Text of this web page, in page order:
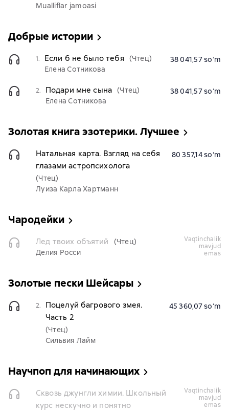
Mualliflar jamoasi
Добрые истории
1. Если б не было тебя
(Чтец)
Елена Сотникова
38 041,57 soʻm
2. Подари мне сына (Чтец)
Елена Сотникова
38 041,57 soʻm
Золотая книга эзотерики. Лучшее
Натальная карта. Взгляд на себя
глазами астропсихолога
(Чтец)
Луиза Карла Хартманн
80 357,14 soʻm
Чародейки
Лед твоих объятий
(Чтец)
Делия Росси
vaqtinchalik
mavjud
emas
Золотые пески Шейсары
2.
Поцелуй багрового змея.
Часть 2
(Чтец)
Сильвия Лайм
45 360,07 soʻm
Научпоп для начинающих
Сквозь джунгли химии. Школьный
курс нескучно и понятно
vaqtinchalik
mavjud
emas